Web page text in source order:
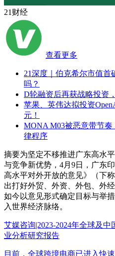
21财经
查看更多
21深度｜伯克希尔市值
吗？
D轮融资后再获战略投资
苹果、英伟达拟投资
元！
MONA M03被恶意带节
律程序
摘要为坚定不移推进广东高水
与竞争新优势，4月9日，广东
高水平对外开放的意见》（下
出打好外贸、外资、外包、外
如今以意见形式确定目标与举
入世界经济脉络。
艾媒咨询|2023-2024年全球及
业分析研究报告
目前，全球跨境电商已进入快